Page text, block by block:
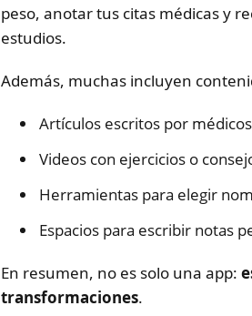
peso, anotar tus citas médicas y
estudios.
Además, muchas incluyen
Artículos escritos por
Videos con ejercicios o
Herramientas para elegir
Espacios para escribir notas
En resumen, no es solo una app:
transformaciones.